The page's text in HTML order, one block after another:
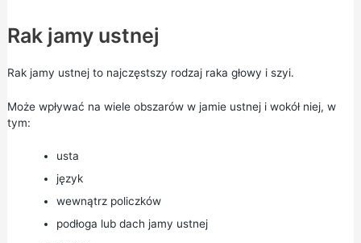
Rak jamy ustnej
Rak jamy ustnej to najczęstszy rodzaj raka głowy i szyi.
Może wpływać na wiele obszarów w jamie ustnej i wokół niej, w
tym:
usta
język
wewnątrz policzków
podłoga lub dach jamy ustnej